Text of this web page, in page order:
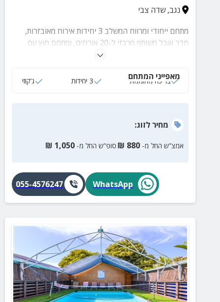
נגב,שדה צבי
מתחם ייחודי ומרווח המשלב 3 יחידות אירוח מאובזרות,
חדר אוכל משותף מרכזי ל-20 אורחים, ומתחם חוץ עם
מאפייני המתחם
בריכה מחוממת 3 יחידות ג‘קוזי
מחירלזוג:
אמצ”ש החל מ- 880
₪ סופ”ש החל מ- 1,050
₪
WhatsApp
055-4576247